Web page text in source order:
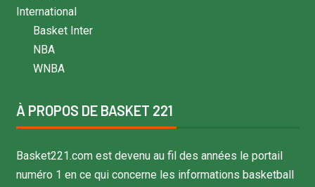
International
Basket Inter
NBA
WNBA
À PROPOS DE BASKET 221
Basket221.com est devenu au fil des années le portail
numéro 1 en ce qui concerne les informations basketball